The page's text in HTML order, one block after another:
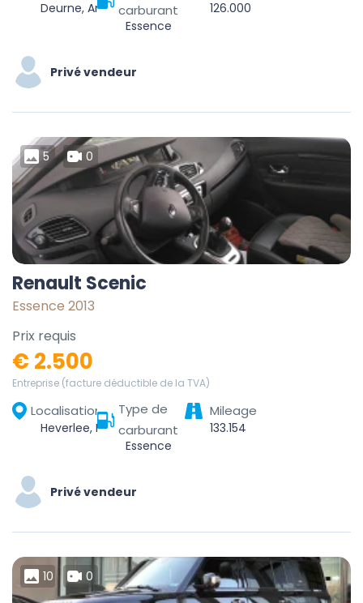
Deurne, Antwerpen, Vlaanderen, 2100, België carburant
Essence
126.000
Privé vendeur
5 0
Renault Scenic
Essence 2013
Prix requis
€ 2.500
Entreprise (facture déductible de la TVA)
Localisation
Heverlee, Leuven, Vlaams-Brabant, Vlaanderen, 3001, België
Type de
carburant
Essence
Mileage
133.154
Privé vendeur
10 0